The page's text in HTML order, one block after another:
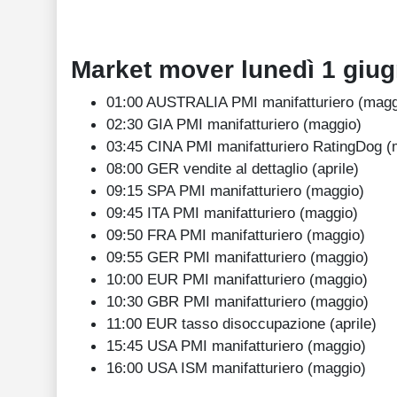
Market mover lunedì 1
01:00 AUSTRALIA PMI manifatturiero
02:30 GIA PMI manifatturiero (maggio)
03:45 CINA PMI manifatturiero RatingDog
08:00 GER vendite al dettaglio (aprile)
09:15 SPA PMI manifatturiero (maggio)
09:45 ITA PMI manifatturiero (maggio)
09:50 FRA PMI manifatturiero (maggio)
09:55 GER PMI manifatturiero (maggio)
10:00 EUR PMI manifatturiero (maggio)
10:30 GBR PMI manifatturiero (maggio)
11:00 EUR tasso disoccupazione (aprile)
15:45 USA PMI manifatturiero (maggio)
16:00 USA ISM manifatturiero (maggio)